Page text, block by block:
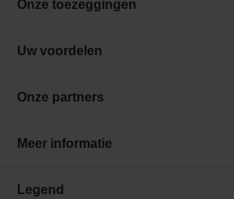
Onze toezeggingen
Uw voordelen
Onze partners
Meer informatie
Legend